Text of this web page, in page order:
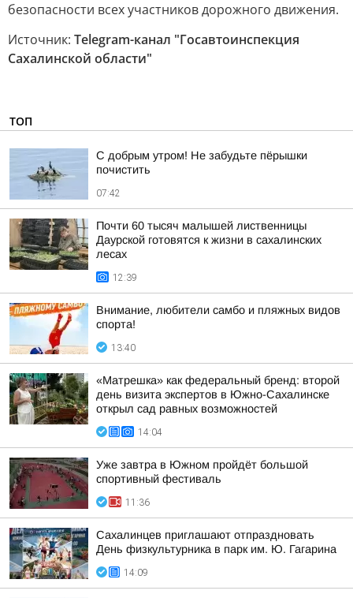
безопасности всех участников дорожного движения.
Источник: Telegram-канал "Госавтоинспекция
Сахалинской области"
ТОП
С добрым утром! Не забудьте пёрышки
почистить
07:42
Почти 60 тысяч малышей лиственницы
Даурской готовятся к жизни в сахалинских
лесах
12:39
Внимание, любители самбо и пляжных видов
спорта!
13:40
«Матрешка» как федеральный бренд: второй
день визита экспертов в Южно-Сахалинске
открыл сад равных возможностей
14:04
Уже завтра в Южном пройдёт большой
спортивный фестиваль
11:36
Сахалинцев приглашают отпраздновать
День физкультурника в парк им. Ю. Гагарина
14:09